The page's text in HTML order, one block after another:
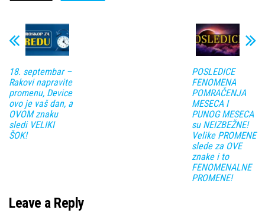
18. septembar –
Rakovi napravite
promenu, Device
ovo je vaš dan, a
OVOM znaku
sledi VELIKI
ŠOK!
POSLEDICE
FENOMENA
POMRAČENJA
MESECA I
PUNOG MESECA
su NEIZBEŽNE!
Velike PROMENE
slede za OVE
znake i to
FENOMENALNE
PROMENE!
Leave a Reply